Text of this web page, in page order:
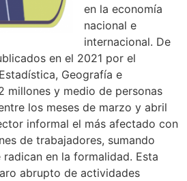
en la economía
nacional e
internacional. De
en el 2021 por el
Geografía e
millones y medio de personas
los meses de marzo y abril
informal el más afectado con
de trabajadores, sumando
en la formalidad. Esta
abrupto de actividades